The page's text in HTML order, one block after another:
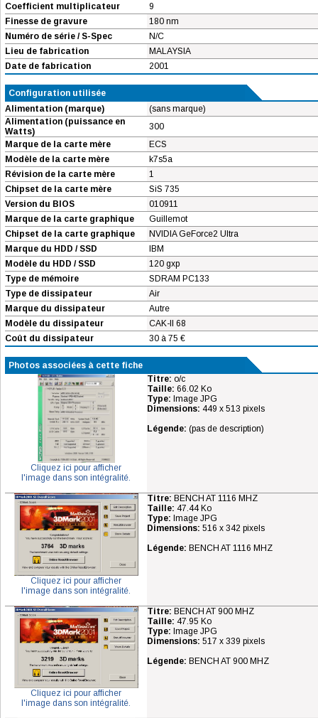
Coefficient multiplicateur
9
Finesse de gravure
180 nm
Numéro de série / S-Spec
N/C
Lieu de fabrication
MALAYSIA
Date de fabrication
2001
Configuration utilisée
Alimentation (marque)
(sans marque)
Alimentation (puissance en
Watts)
300
Marque de la carte mère
ECS
Modèle de la carte mère
k7s5a
Révision de la carte mère
1
Chipset de la carte mère
SiS 735
Version du BIOS
010911
Marque de la carte graphique
Guillemot
Chipset de la carte graphique
NVIDIA GeForce2 Ultra
Marque du HDD / SSD
IBM
Modèle du HDD / SSD
120 gxp
Type de mémoire
SDRAM PC133
Type de dissipateur
Air
Marque du dissipateur
Autre
Modèle du dissipateur
CAK-II 68
Coût du dissipateur
30 à 75 €
Photos associées à cette fiche
Cliquez ici pour afficher
l'image dans son intégralité.
Titre: o/c
Taille: 66.02 Ko
Type: Image JPG
Dimensions: 449 x 513 pixels
Légende: (pas de description)
Cliquez ici pour afficher
l'image dans son intégralité.
Titre: BENCH AT 1116 MHZ
Taille: 47.44 Ko
Type: Image JPG
Dimensions: 516 x 342 pixels
Légende: BENCH AT 1116 MHZ
Cliquez ici pour afficher
l'image dans son intégralité.
Titre: BENCH AT 900 MHZ
Taille: 47.95 Ko
Type: Image JPG
Dimensions: 517 x 339 pixels
Légende: BENCH AT 900 MHZ